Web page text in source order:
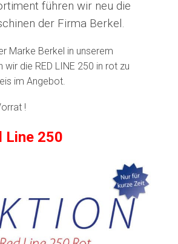
führen wir neu die
der Firma Berkel.
Marke Berkel in unserem
wir die RED LINE 250 in rot zu
im Angebot.
!
Line 250